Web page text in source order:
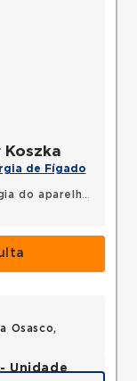
Koszka
de Fígado
digestivo
Osasco,
Unidade